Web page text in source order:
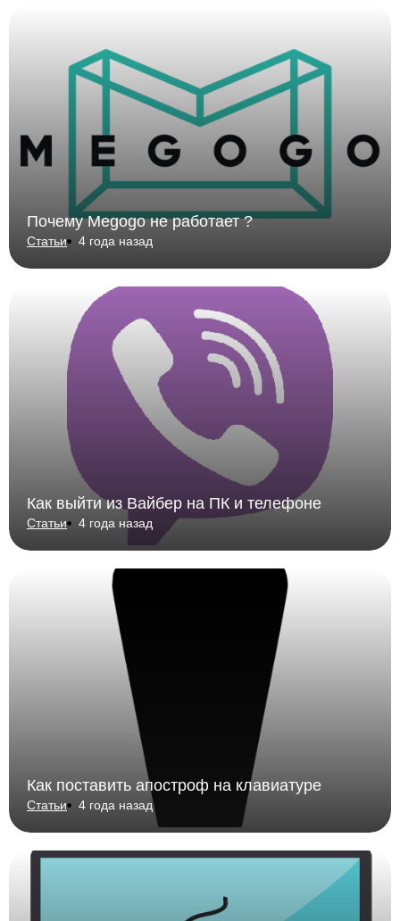
Почему Megogo не работает ?
Статьи 4 года назад
Как выйти из Вайбер на ПК и телефоне
Статьи 4 года назад
Как поставить апостроф на клавиатуре
Статьи 4 года назад